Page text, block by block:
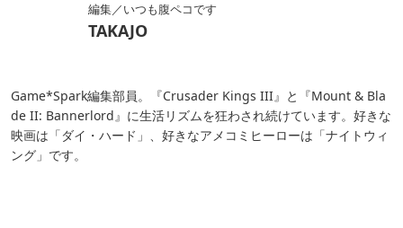
編集／いつも腹ペコです
TAKAJO
Game*Spark編集部員。『Crusader Kings III』と『Mount & Bla
de II: Bannerlord』に生活リズムを狂わされ続けています。好きな
映画は「ダイ・ハード」、好きなアメコミヒーローは「ナイトウィ
ング」です。